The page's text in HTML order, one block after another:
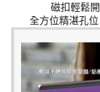
磁扣輕鬆
全方位精湛孔